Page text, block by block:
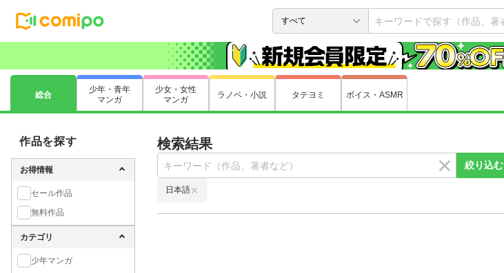
総合
少年・青年
マンガ
少女・女性
マンガ
ラノベ・小説 タテヨミ ボイス・ASMR
作品を探す
お得情報
セール作品
無料作品
カテゴリ
少年マンガ
検索結果
絞り込む
日本語